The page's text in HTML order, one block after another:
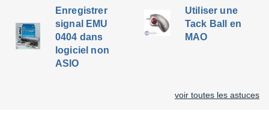
Enregistrer
signal EMU
0404 dans
logiciel non
ASIO
Utiliser une
Tack Ball en
MAO
voir toutes les astuces